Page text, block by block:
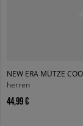
herren
44,99 €